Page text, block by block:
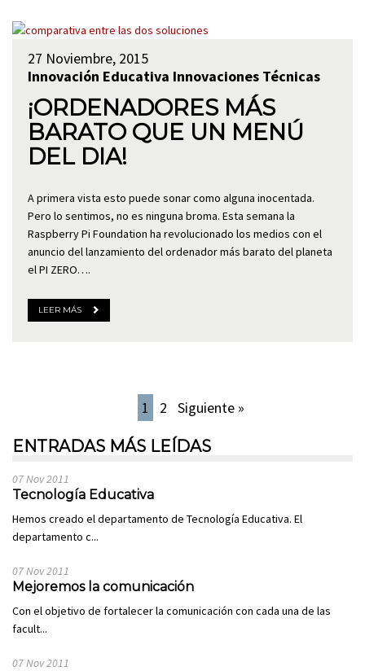
27 Noviembre, 2015
Innovación Educativa Innovaciones Técnicas
¡ORDENADORES MÁS
BARATO QUE UN MENÚ
DEL DIA!
A primera vista esto puede sonar como alguna inocentada.
Pero lo sentimos, no es ninguna broma. Esta semana la
Raspberry Pi Foundation ha revolucionado los medios con el
anuncio del lanzamiento del ordenador más barato del planeta
el PI ZERO….
LEER MÁS
1 2 Siguiente »
ENTRADAS MÁS LEÍDAS
07 Nov 2011
Tecnología Educativa
Hemos creado el departamento de Tecnología Educativa. El
departamento c...
07 Nov 2011
Mejoremos la comunicación
Con el objetivo de fortalecer la comunicación con cada una de las
facult...
07 Nov 2011